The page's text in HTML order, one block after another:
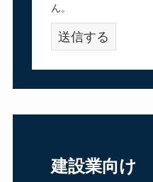
ん。
建設業向け